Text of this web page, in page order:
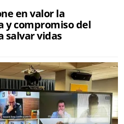
en valor la
y compromiso del
salvar vidas